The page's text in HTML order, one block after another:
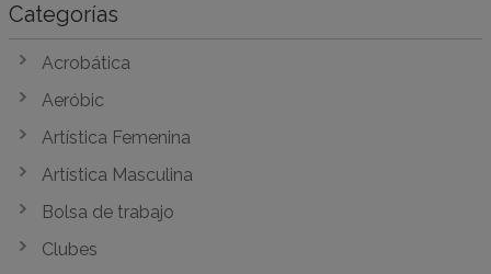
Categorías
Acrobática
Aeróbic
Artística Femenina
Artística Masculina
Bolsa de trabajo
Clubes